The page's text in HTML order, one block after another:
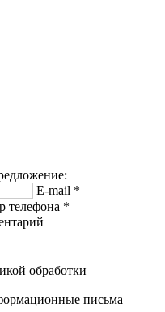
E-mail *
телефона *
обработки
письма